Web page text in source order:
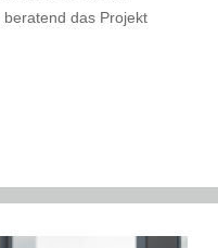
das Projekt